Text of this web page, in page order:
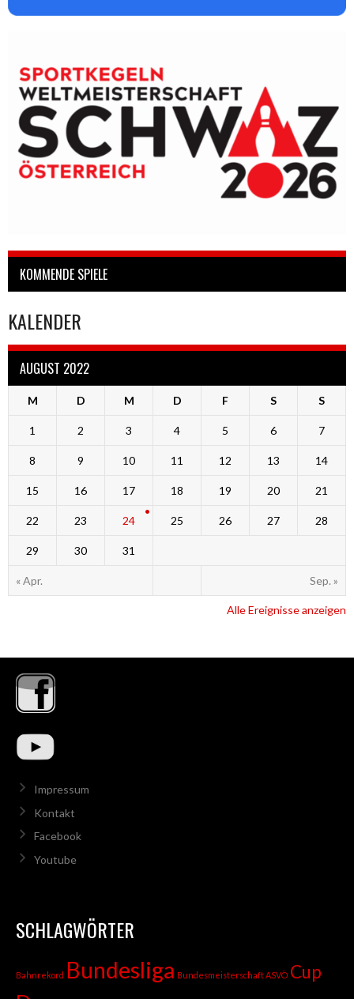
KOMMENDE SPIELE
KALENDER
AUGUST 2022
M D M D F S S
« Apr. Sep. »
1 2 3 4 5 6 7
8 9 10 11 12 13 14
15 16 17 18 19 20 21
22 23 24 25 26 27 28
29 30 31
Alle Ereignisse anzeigen
Impressum
Kontakt
Facebook
Youtube
SCHLAGWÖRTER
Bahnrekord Bundesliga Bundesmeisterschaft ASVÖ Cup